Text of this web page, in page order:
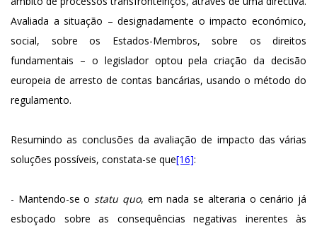
Avaliada a situação – designadamente o impacto económico,
social, sobre os Estados-Membros, sobre os direitos
fundamentais – o legislador optou pela criação da decisão
europeia de arresto de contas bancárias, usando o método do
regulamento.
Resumindo as conclusões da avaliação de impacto das várias
soluções possíveis, constata-se que[16]:
- Mantendo-se ostatu quo, em nada se alteraria o cenário já
esboçado sobre as consequências negativas inerentes às